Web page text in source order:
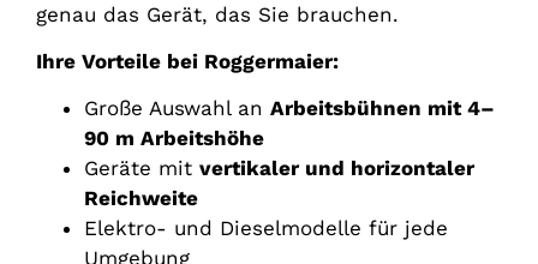
genau das Gerät, das Sie brauchen.
Ihre Vorteile bei Roggermaier:
Große Auswahl an Arbeitsbühnen mit 4–
90 m Arbeitshöhe
Geräte mit vertikaler und horizontaler
Reichweite
Elektro- und Dieselmodelle für jede
Umgebung